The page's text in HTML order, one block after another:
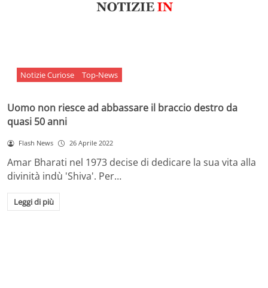
Notizie Curiose Top-News
Uomo non riesce ad abbassare il braccio destro da
quasi 50 anni
Flash News 26 Aprile 2022
Amar Bharati nel 1973 decise di dedicare la sua vita alla
divinità indù 'Shiva'. Per…
Leggi di più